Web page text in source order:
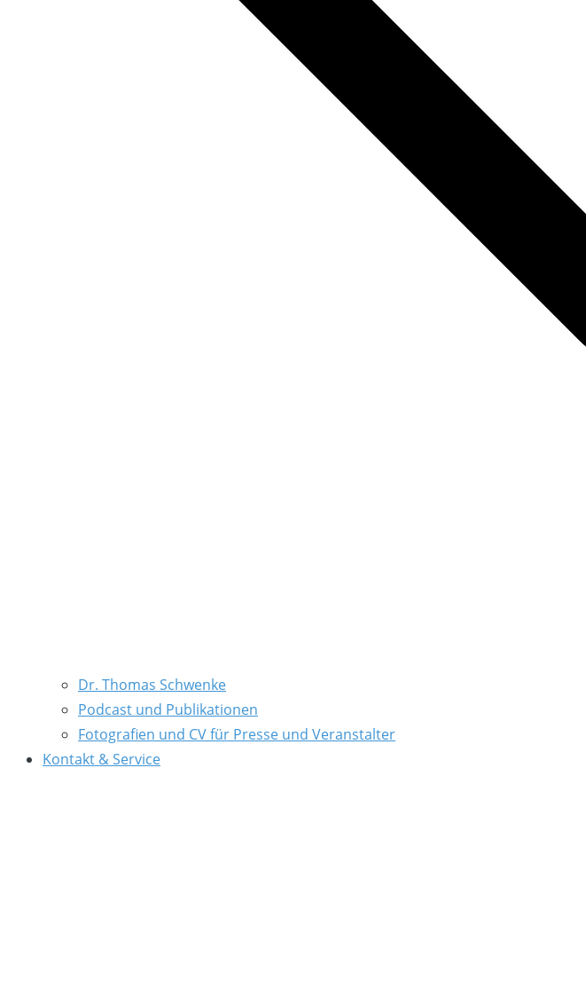
Dr. Thomas Schwenke
Podcast und Publikationen
Fotografien und CV für Presse und Veranstalter
Kontakt & Service